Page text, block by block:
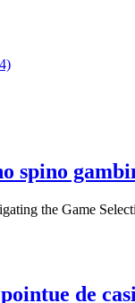
spino
the Game
de